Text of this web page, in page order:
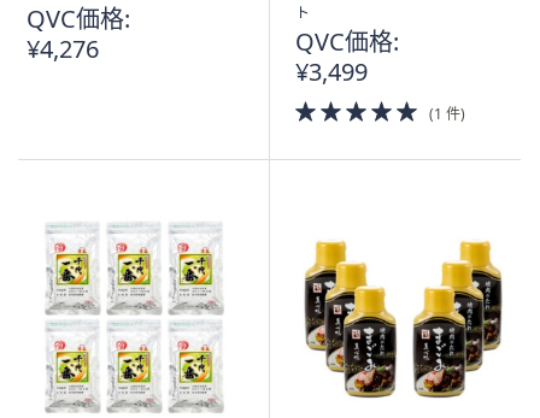
QVC価格:
¥4,276
ト
QVC価格:
¥3,499
5.0
of
(1 件)